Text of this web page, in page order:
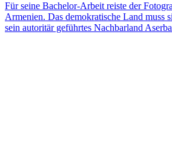
Für seine Bachelor-Arbeit reiste der
Armenien. Das demokratische Land muss
sein autoritär geführtes Nachbarland